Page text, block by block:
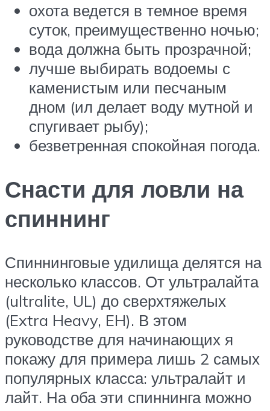
охота ведется в темное время
суток, преимущественно ночью;
вода должна быть прозрачной;
лучше выбирать водоемы с
каменистым или песчаным
дном (ил делает воду мутной и
спугивает рыбу);
безветренная спокойная погода.
Снасти для ловли на
спиннинг
Спиннинговые удилища делятся на
несколько классов. От ультралайта
(ultralite, UL) до сверхтяжелых
(Extra Heavy, EH). В этом
руководстве для начинающих я
покажу для примера лишь 2 самых
популярных класса: ультралайт и
лайт. На оба эти спиннинга можно